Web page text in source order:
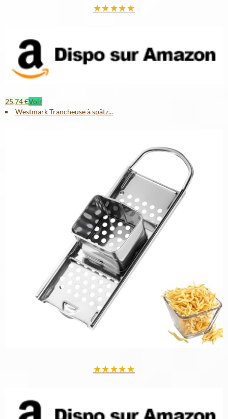
★★★★★
25,74 €Voir
Westmark Trancheuse à spätz...
★★★★★